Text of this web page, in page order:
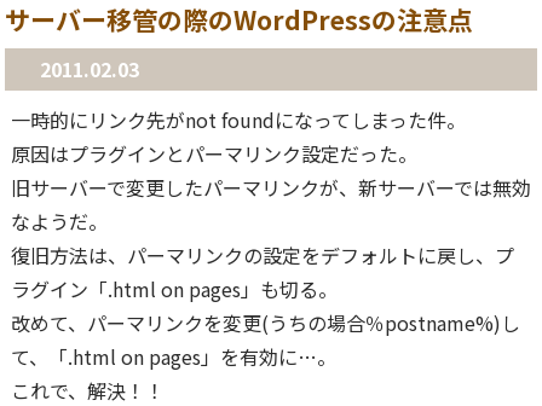
サーバー移管の際のWordPressの注意点
2011.02.03
一時的にリンク先がnot foundになってしまった件。
原因はプラグインとパーマリンク設定だった。
旧サーバーで変更したパーマリンクが、新サーバーでは無効
なようだ。
復旧方法は、パーマリンクの設定をデフォルトに戻し、プ
ラグイン「.html on pages」も切る。
改めて、パーマリンクを変更(うちの場合％postname%)し
て、「.html on pages」を有効に…。
これで、解決！！